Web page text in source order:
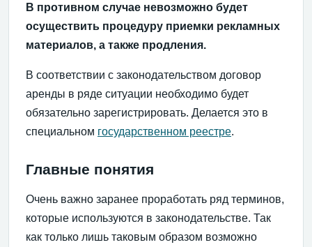
В противном случае невозможно будет
осуществить процедуру приемки рекламных
материалов, а также продления.
В соответствии с законодательством договор
аренды в ряде ситуации необходимо будет
обязательно зарегистрировать. Делается это в
специальном государственном реестре.
Главные понятия
Очень важно заранее проработать ряд терминов,
которые используются в законодательстве. Так
как только лишь таковым образом возможно